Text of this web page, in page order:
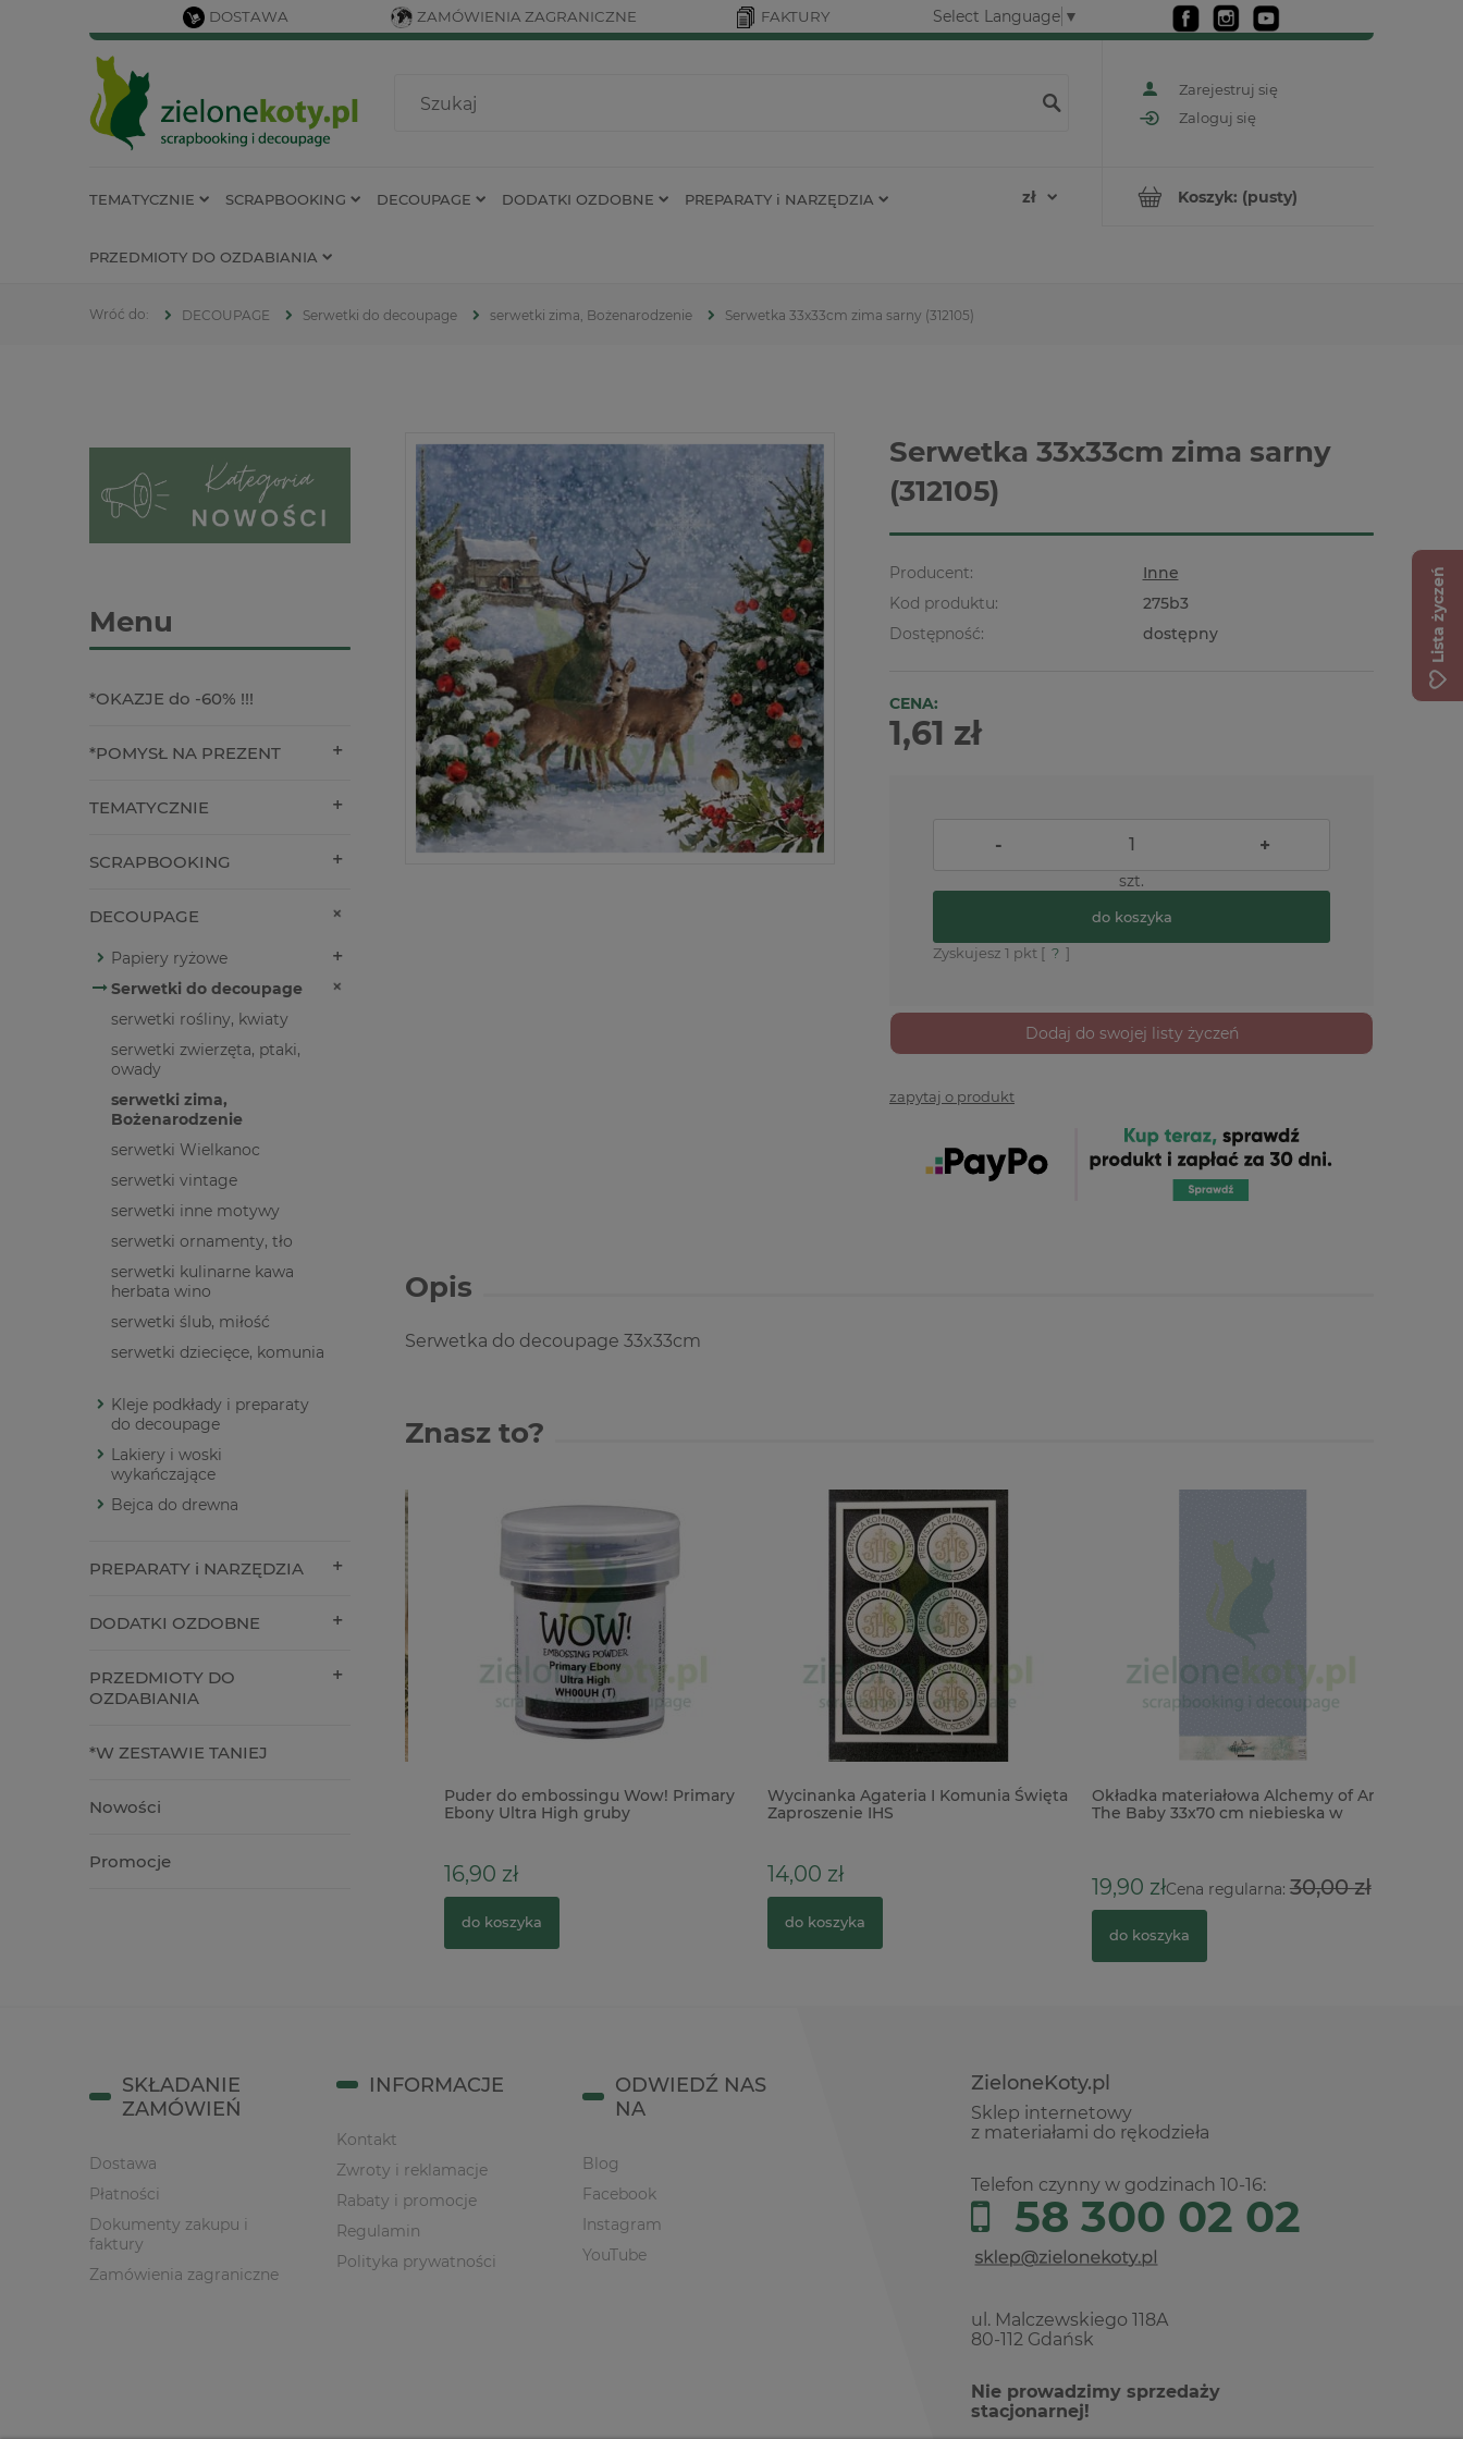
DOSTAWA ZAMÓWIENIA ZAGRANICZNE FAKTURY Select Language ▼
Zarejestruj się
Zaloguj się
Koszyk: (pusty)
TEMATYCZNIE SCRAPBOOKING DECOUPAGE DODATKI OZDOBNE PREPARATY i NARZĘDZIA
PRZEDMIOTY DO OZDABIANIA
DECOUPAGE Serwetki do decoupage serwetki zima, Bożenarodzenie Serwetka 33x33cm zima sarny (312105)
Menu
*OKAZJE do -60% !!!
*POMYSŁ NA PREZENT
TEMATYCZNIE
SCRAPBOOKING
DECOUPAGE
Papiery ryżowe
Serwetki do decoupage
serwetki rośliny, kwiaty
serwetki zwierzęta, ptaki,
owady
serwetki zima,
Bożenarodzenie
serwetki Wielkanoc
serwetki vintage
serwetki inne motywy
serwetki ornamenty, tło
serwetki kulinarne kawa
herbata wino
serwetki ślub, miłość
serwetki dziecięce, komunia
Kleje podkłady i preparaty
do decoupage
Lakiery i woski
wykańczające
Bejca do drewna
PREPARATY i NARZĘDZIA
DODATKI OZDOBNE
PRZEDMIOTY DO
OZDABIANIA
*W ZESTAWIE TANIEJ
Nowości
Promocje
Serwetka 33x33cm zima sarny
(312105)
Producent:
Inne
Kod produktu:
275b3
Dostępność:
dostępny
CENA:
1,61 zł
- +
szt.
do koszyka
Zyskujesz 1 pkt [ ? ]
Dodaj do swojej listy życzeń
zapytaj o produkt
Opis
Serwetka do decoupage 33x33cm
Znasz to?
Project Nest Stands gniazda
64,90 zł
Puder do embossingu Wow! Primary
Ebony Ultra High gruby
16,90 zł
do koszyka
Wycinanka Agateria I Komunia Święta
Zaproszenie IHS
14,00 zł
do koszyka
Okładka materiałowa Alchemy of Art
The Baby 33x70 cm niebieska w
19,90 złCena regularna:30,00 zł
do koszyka
ZieloneKoty.pl
Sklep internetowy
z materiałami do rękodzieła
Telefon czynny w godzinach 10-16:
58 300 02 02
ul. Malczewskiego 118A
80-112 Gdańsk
Nie prowadzimy sprzedaży
stacjonarnej!
SKŁADANIE
ZAMÓWIEŃ
Dostawa
Płatności
Dokumenty zakupu i
faktury
Zamówienia zagraniczne
INFORMACJE
Kontakt
Zwroty i reklamacje
Rabaty i promocje
Regulamin
Polityka prywatności
ODWIEDŹ NAS
NA
Blog
Facebook
Instagram
YouTube
Lista życzeń